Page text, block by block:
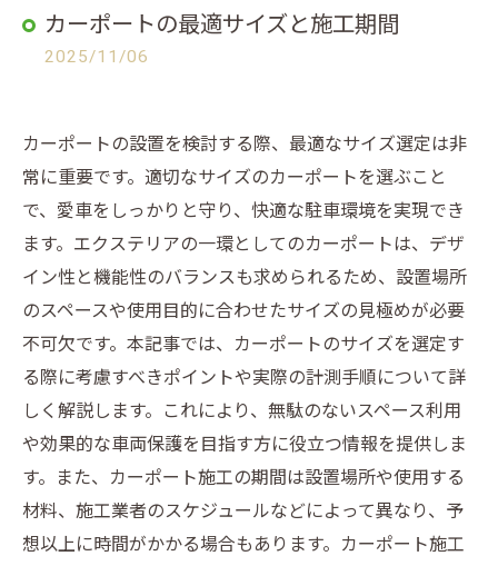
カーポートの最適サイズと施工期間
2025/11/06
カーポートの設置を検討する際、最適なサイズ選定は非
常に重要です。適切なサイズのカーポートを選ぶこと
で、愛車をしっかりと守り、快適な駐車環境を実現でき
ます。エクステリアの一環としてのカーポートは、デザ
イン性と機能性のバランスも求められるため、設置場所
のスペースや使用目的に合わせたサイズの見極めが必要
不可欠です。本記事では、カーポートのサイズを選定す
る際に考慮すべきポイントや実際の計測手順について詳
しく解説します。これにより、無駄のないスペース利用
や効果的な車両保護を目指す方に役立つ情報を提供しま
す。また、カーポート施工の期間は設置場所や使用する
材料、施工業者のスケジュールなどによって異なり、予
想以上に時間がかかる場合もあります。カーポート施工